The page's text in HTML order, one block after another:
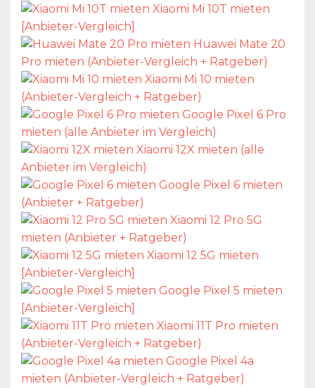
Xiaomi Mi 10T mieten
[Anbieter-Vergleich]
Huawei Mate 20
Pro mieten (Anbieter-Vergleich + Ratgeber)
Xiaomi Mi 10 mieten
(Anbieter-Vergleich + Ratgeber)
Google Pixel 6 Pro
mieten (alle Anbieter im Vergleich)
Xiaomi 12X mieten (alle
Anbieter im Vergleich)
Google Pixel 6 mieten
(Anbieter + Ratgeber)
Xiaomi 12 Pro 5G
mieten (Anbieter + Ratgeber)
Xiaomi 12 5G mieten
[Anbieter-Vergleich]
Google Pixel 5 mieten
[Anbieter-Vergleich]
Xiaomi 11T Pro mieten
(Anbieter-Vergleich + Ratgeber)
Google Pixel 4a
mieten (Anbieter-Vergleich + Ratgeber)